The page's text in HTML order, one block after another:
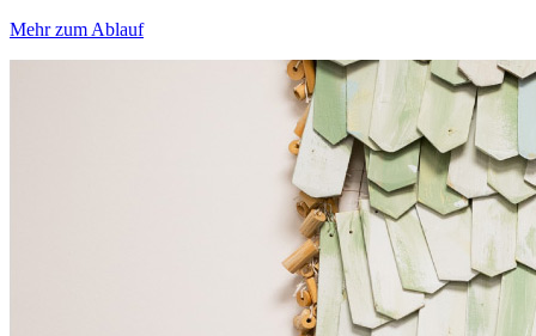
Mehr zum Ablauf